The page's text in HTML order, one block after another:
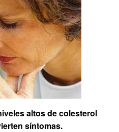
altos de colesterol
síntomas.